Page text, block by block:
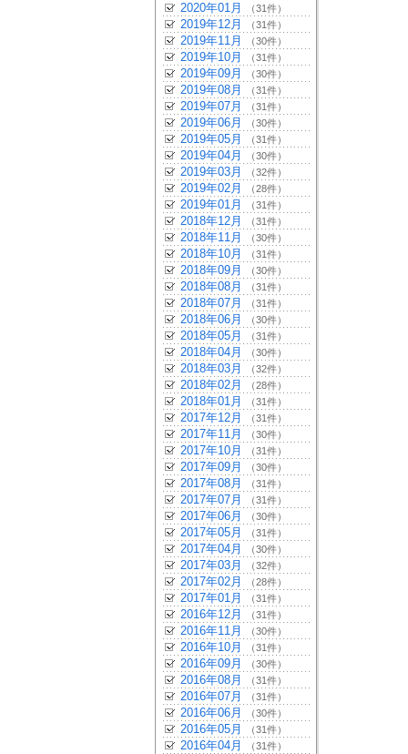
2020年01月 （31件）
2019年12月 （31件）
2019年11月 （30件）
2019年10月 （31件）
2019年09月 （30件）
2019年08月 （31件）
2019年07月 （31件）
2019年06月 （30件）
2019年05月 （31件）
2019年04月 （30件）
2019年03月 （32件）
2019年02月 （28件）
2019年01月 （31件）
2018年12月 （31件）
2018年11月 （30件）
2018年10月 （31件）
2018年09月 （30件）
2018年08月 （31件）
2018年07月 （31件）
2018年06月 （30件）
2018年05月 （31件）
2018年04月 （30件）
2018年03月 （32件）
2018年02月 （28件）
2018年01月 （31件）
2017年12月 （31件）
2017年11月 （30件）
2017年10月 （31件）
2017年09月 （30件）
2017年08月 （31件）
2017年07月 （31件）
2017年06月 （30件）
2017年05月 （31件）
2017年04月 （30件）
2017年03月 （32件）
2017年02月 （28件）
2017年01月 （31件）
2016年12月 （31件）
2016年11月 （30件）
2016年10月 （31件）
2016年09月 （30件）
2016年08月 （31件）
2016年07月 （31件）
2016年06月 （30件）
2016年05月 （31件）
2016年04月 （31件）